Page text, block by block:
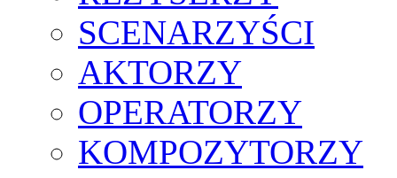
SCENARZYŚCI
AKTORZY
OPERATORZY
KOMPOZYTORZY